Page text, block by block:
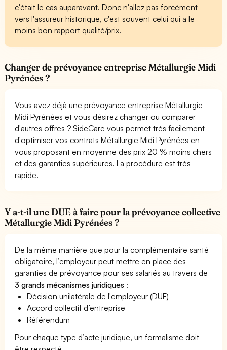
c'était le cas auparavant. Donc n'allez pas forcément
vers l'assureur historique, c'est souvent celui qui a le
moins bon rapport qualité/prix.
Changer de prévoyance entreprise Métallurgie Midi
Pyrénées ?
Vous avez déjà une prévoyance entreprise Métallurgie
Midi Pyrénées et vous désirez changer ou comparer
d'autres offres ? SideCare vous permet très facilement
d'optimiser vos contrats Métallurgie Midi Pyrénées en
vous proposant en moyenne des prix 20 % moins chers
et des garanties supérieures. La procédure est très
rapide.
Y a-t-il une DUE à faire pour la prévoyance collective
Métallurgie Midi Pyrénées ?
De la même manière que pour la complémentaire santé
obligatoire, l’employeur peut mettre en place des
garanties de prévoyance pour ses salariés au travers de
3 grands mécanismes juridiques :
Décision unilatérale de l'employeur (DUE)
Accord collectif d’entreprise
Référendum
Pour chaque type d’acte juridique, un formalisme doit